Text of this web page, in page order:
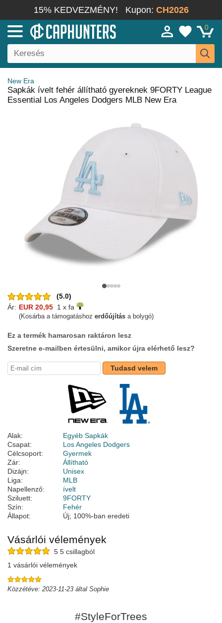
15% KEDVEZMÉNY! Kupon: CH2026
0
New Era
Sapkák ívelt fehér állítható gyereknek 9FORTY League
Essential Los Angeles Dodgers MLB New Era
(5.0)
Ár: EUR 20,95 1 x fa
(Kosárba a támogatáshoz erdőújítás a bolygó)
Ez a termék hamarosan raktáron lesz
Szeretne e-mailben értesülni, amikor újra elérhető lesz?
Tudasd velem
Alak:
Egyéb Sapkák
Csapat:
Los Angeles Dodgers
Célcsoport:
Gyermek
Zár:
Állítható
Dizájn:
Unisex
Liga:
MLB
Napellenző:
ívelt
Sziluett:
9FORTY
Szín:
Fehér
Állapot:
Új; 100%-ban eredeti
Vásárlói vélemények
5 5 csillagból
1 vásárlói vélemények
Közzétéve: 2023-11-23 által Sophie
#StyleForTrees